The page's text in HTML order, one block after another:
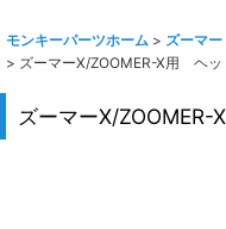
モンキーパーツホーム > ズーマー
> ズーマーX/ZOOMER-X用 ヘッ
ズーマーX/